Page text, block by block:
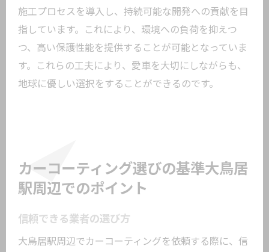
施工プロセスを導入し、持続可能な開発への貢献を目
指しています。これにより、環境への負荷を抑えつ
つ、高い保護性能を提供することが可能となっていま
す。これらの工夫により、愛車を大切にしながらも、
地球に優しい選択をすることができるのです。
カーコーティング選びの基準大鳥居
駅周辺でのポイント
信頼できる業者の選び方
大鳥居駅周辺でカーコーティングを依頼する際に、信